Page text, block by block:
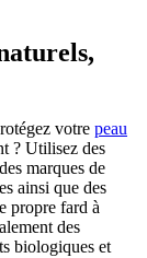
votre peau
? Utilisez des
marques de
ainsi que des
propre fard à
des
biologiques et